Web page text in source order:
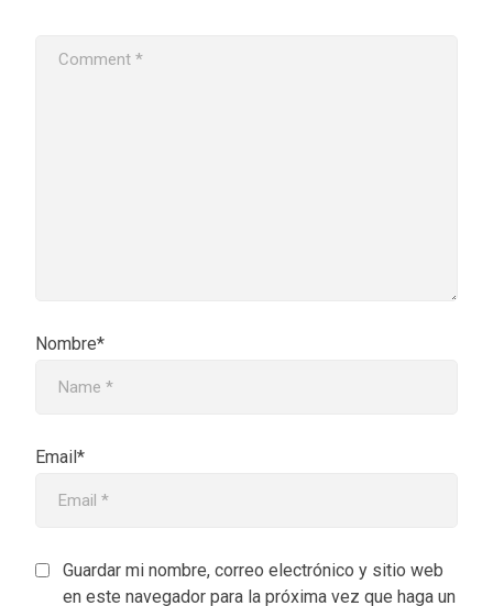
Nombre*
Email*
Guardar mi nombre, correo electrónico y sitio web
en este navegador para la próxima vez que haga un